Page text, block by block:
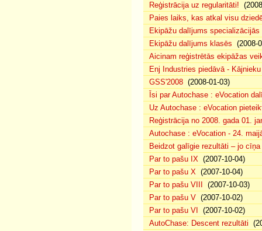
Reģistrācija uz regularitāti!
Paies laiks, kas atkal visu
Ekipāžu dalījums specializācijās
Ekipāžu dalījums klasēs (2008-
Aicinam reģistrētās ekipāžas
Enj Industries piedāvā -
GSS'2008 (2008-01-03)
Īsi par Autochase : eVocation
Uz Autochase : eVocation
Reģistrācija no 2008. gada 01.
Autochase : eVocation - 24.
Beidzot galīgie rezultāti – jo
Par to pašu IX (2007-10-04)
Par to pašu X (2007-10-04)
Par to pašu VIII
(2007-10-03)
Par to pašu V (2007-10-02)
Par to pašu VI
(2007-10-02)
AutoChase: Descent rezultāti